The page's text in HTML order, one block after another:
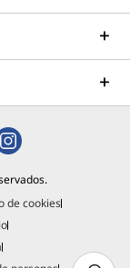
de cookies